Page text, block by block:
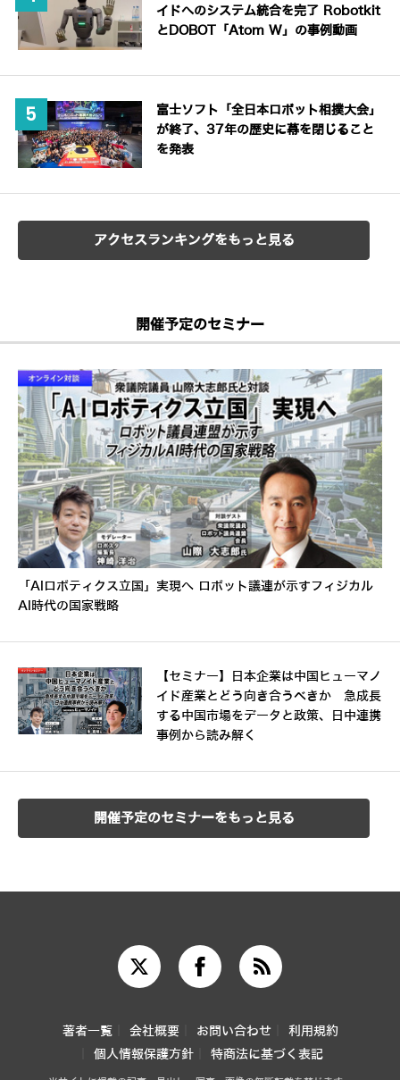
イドへのシステム統合を完了 Robotkit
とDOBOT「Atom W」の事例動画
富士ソフト「全日本ロボット相撲大会」
が終了、37年の歴史に幕を閉じること
を発表
アクセスランキングをもっと見る
開催予定のセミナー
「AIロボティクス立国」実現へ ロボット議連が示すフィジカル
AI時代の国家戦略
【セミナー】日本企業は中国ヒューマノ
イド産業とどう向き合うべきか 急成長
する中国市場をデータと政策、日中連携
事例から読み解く
開催予定のセミナーをもっと見る
著者一覧 会社概要 お問い合わせ
利用規約
個人情報保護方針
特商法に基づく表記